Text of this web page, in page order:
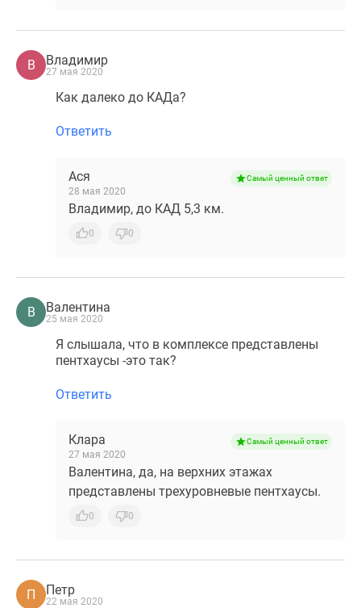
В Владимир
27 мая 2020
Как далеко до КАДа?
Ответить
Ася
28 мая 2020
Самый ценный ответ
Владимир, до КАД 5,3 км.
0 0
В Валентина
25 мая 2020
Я слышала, что в комплексе представлены
пентхаусы -это так?
Ответить
Клара
27 мая 2020
Самый ценный ответ
Валентина, да, на верхних этажах
представлены трехуровневые пентхаусы.
0 0
П Петр
22 мая 2020